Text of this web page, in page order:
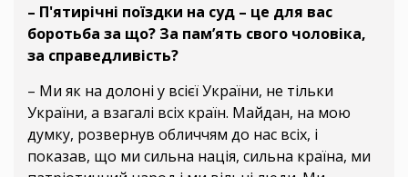
– П'ятирічні поїздки на суд – це для вас
боротьба за що? За пам’ять свого чоловіка,
за справедливість?
– Ми як на долоні у всієї України, не тільки
України, а взагалі всіх країн. Майдан, на мою
думку, розвернув обличчям до нас всіх, і
показав, що ми сильна нація, сильна країна, ми